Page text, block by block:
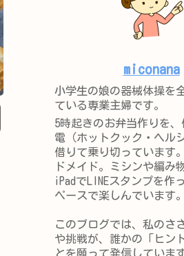
miconana
小学生の娘の器械体操を
ている専業主婦です。
5時起きのお弁当作りを
電（ホットクック・ヘル
借りて乗り切っています
ドメイド。ミシンや編み
iPadでLINEスタンプを作
ペースで楽しんでいます。
このブログでは、私のさ
や挑戦が、誰かの「ヒン
とを願って発信していま